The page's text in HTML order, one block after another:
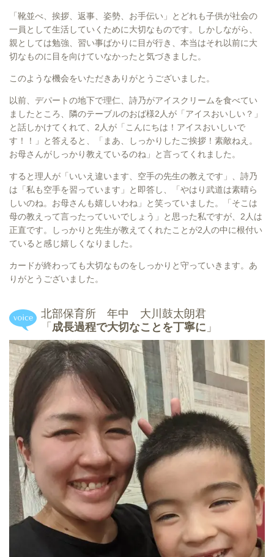
「靴並べ、挨拶、返事、姿勢、お手伝い」とどれも子供が社会の
一員として生活していくために大切なものです。しかしながら、
親としては勉強、習い事ばかりに目が行き、本当はそれ以前に大
切なものに目を向けていなかったと気づきました。
このような機会をいただきありがとうございました。
以前、デパートの地下で理仁、詩乃がアイスクリームを食べてい
ましたところ、隣のテーブルのおば様2人が「アイスおいしい？」
と話しかけてくれて、2人が「こんにちは！アイスおいしいで
す！！」と答えると、「まあ、しっかりしたご挨拶！素敵ねえ。
お母さんがしっかり教えているのね」と言ってくれました。
すると理人が「いいえ違います、空手の先生の教えです」、詩乃
は「私も空手を習っています」と即答し、「やはり武道は素晴ら
しいのね。お母さんも嬉しいわね」と笑っていました。「そこは
母の教えって言ったっていいでしょう」と思った私ですが、2人は
正直です。しっかりと先生が教えてくれたことが2人の中に根付い
ていると感じ嬉しくなりました。
カードが終わっても大切なものをしっかりと守っていきます。あ
りがとうございました。
北部保育所 年中 大川鼓太朗君
「 成長過程で大切なことを丁寧に 」